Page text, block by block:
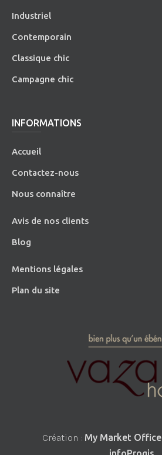
Industriel
Contemporain
Classique chic
Campagne chic
INFORMATIONS
Accueil
Contactez-nous
Nous connaître
Avis de nos clients
Blog
Mentions légales
Plan du site
Création : My Market Office